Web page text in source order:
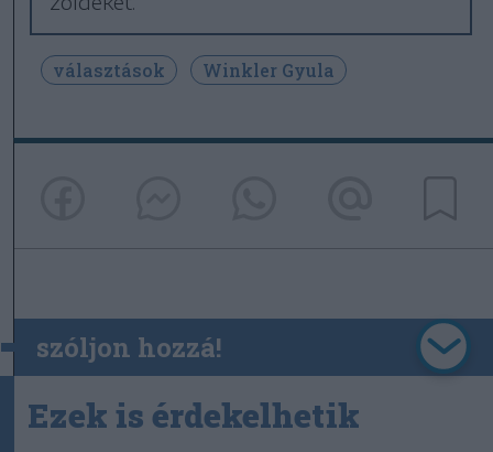
választások Winkler Gyula
szóljon hozzá!
Ezek is érdekelhetik